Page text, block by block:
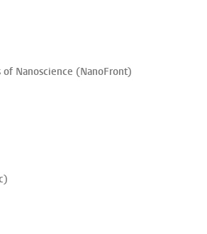
of Nanoscience (NanoFront)